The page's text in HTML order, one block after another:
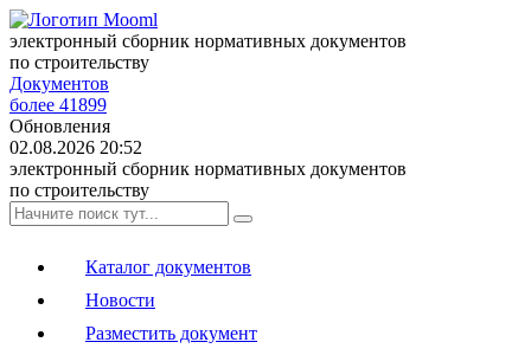
электронный сборник нормативных документов
по строительству
Документов
более 41899
Обновления
02.08.2026 20:52
электронный сборник нормативных документов
по строительству
Каталог документов
Новости
Разместить документ